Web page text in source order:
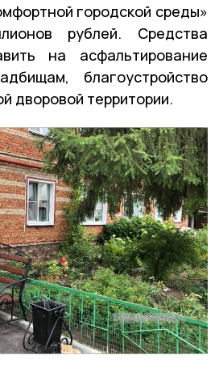
городской среды»
рублей. Средства
на асфальтирование
благоустройство
дворовой территории.